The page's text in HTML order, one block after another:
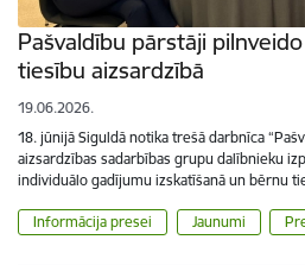
Pašvaldību pārstāji
tiesību aizsardzībā
19.06.2026.
18. jūnijā Siguldā notika trešā darbnīca
aizsardzības sadarbības grupu dalībnieku
individuālo gadījumu izskatīšanā un bērnu
Informācija presei Jaunumi